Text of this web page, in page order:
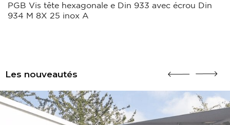
PGB Vis tête hexagonale e Din 933 avec écrou Din
934 M 8X 25 inox A
Les nouveautés